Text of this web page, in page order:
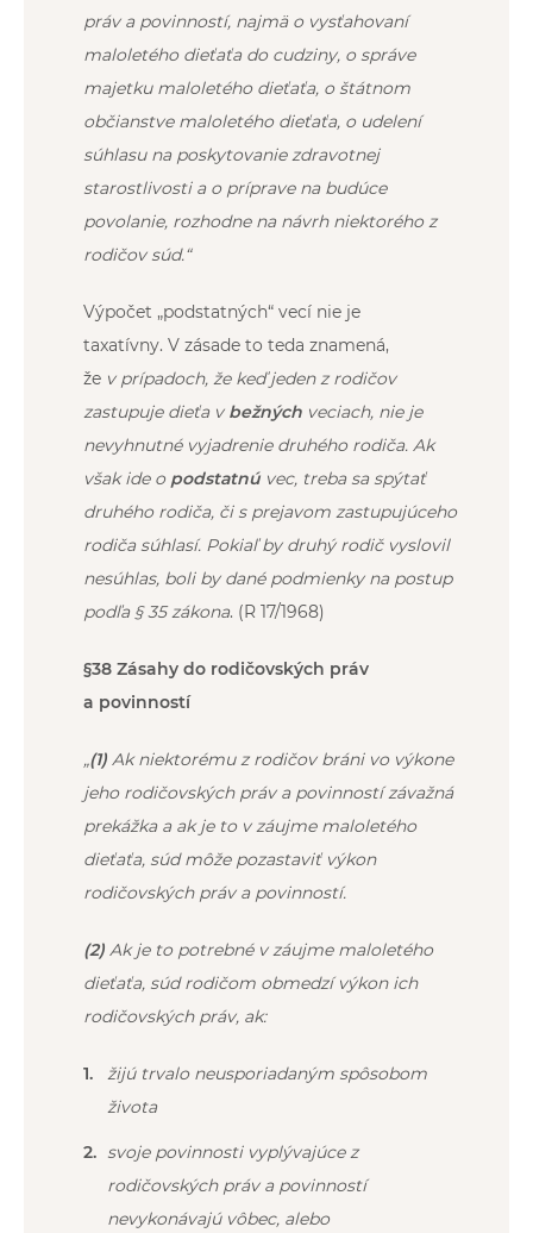
práv a povinností, najmä o vysťahovaní
maloletého dieťaťa do cudziny, o správe
majetku maloletého dieťaťa, o štátnom
občianstve maloletého dieťaťa, o udelení
súhlasu na poskytovanie zdravotnej
starostlivosti a o príprave na budúce
povolanie, rozhodne na návrh niektorého z
rodičov súd.“
Výpočet „podstatných“ vecí nie je
taxatívny. V zásade to teda znamená,
že v prípadoch, že keď jeden z rodičov
zastupuje dieťa v bežných veciach, nie je
nevyhnutné vyjadrenie druhého rodiča. Ak
však ide o podstatnú vec, treba sa spýtať
druhého rodiča, či s prejavom zastupujúceho
rodiča súhlasí. Pokiaľ by druhý rodič vyslovil
nesúhlas, boli by dané podmienky na postup
podľa § 35 zákona. (R 17/1968)
§38 Zásahy do rodičovských práv
a povinností
„(1) Ak niektorému z rodičov bráni vo výkone
jeho rodičovských práv a povinností závažná
prekážka a ak je to v záujme maloletého
dieťaťa, súd môže pozastaviť výkon
rodičovských práv a povinností.
(2) Ak je to potrebné v záujme maloletého
dieťaťa, súd rodičom obmedzí výkon ich
rodičovských práv, ak:
žijú trvalo neusporiadaným spôsobom
života
svoje povinnosti vyplývajúce z
rodičovských práv a povinností
nevykonávajú vôbec, alebo